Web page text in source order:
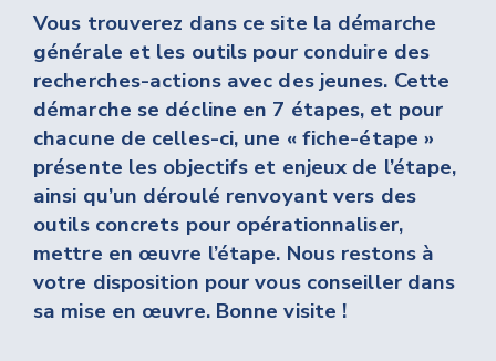
Vous trouverez dans ce site la démarche
générale et les outils pour conduire des
recherches-actions avec des jeunes. Cette
démarche se décline en 7 étapes, et pour
chacune de celles-ci, une « fiche-étape »
présente les objectifs et enjeux de l’étape,
ainsi qu’un déroulé renvoyant vers des
outils concrets pour opérationnaliser,
mettre en œuvre l’étape. Nous restons à
votre disposition pour vous conseiller dans
sa mise en œuvre. Bonne visite !